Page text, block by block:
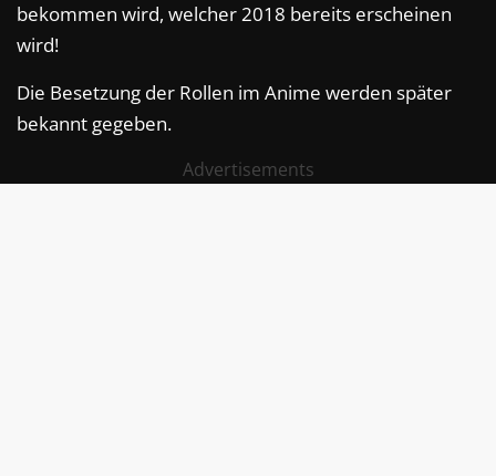
bekommen wird, welcher 2018 bereits erscheinen
wird!
Die Besetzung der Rollen im Anime werden später
bekannt gegeben.
Advertisements